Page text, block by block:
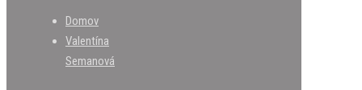
Domov
Valentína
Semanová